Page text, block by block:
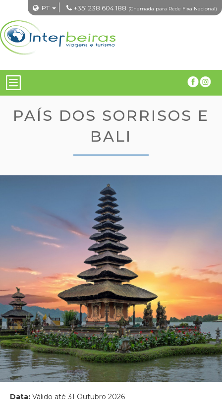
PT +351 238 604 188 (Chamada para Rede Fixa Nacional)
PAÍS DOS SORRISOS E
BALI
Data: Válido até 31 Outubro 2026